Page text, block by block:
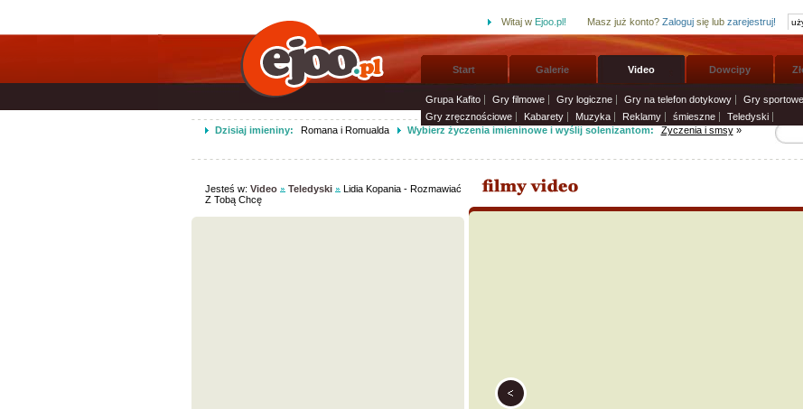
Witaj w Ejoo.pl! Masz już konto? Zalogujsię lub zarejestruj!
Start Galerie Video
Grupa Kafito Gry filmowe Gry logiczne Gry na telefon dotykowy Gry sportowe
Gry zręcznościowe
Kabarety Muzyka Reklamy śmieszne Teledyski
Dowcipy
Dzisiaj imieniny: Romana i Romualda Wybierz życzenia imieninowe i wyślij solenizantom: Życzenia i smsy»
Jesteś w: Video Teledyski
Lidia Kopania - Rozmawiać
Z Tobą Chcę